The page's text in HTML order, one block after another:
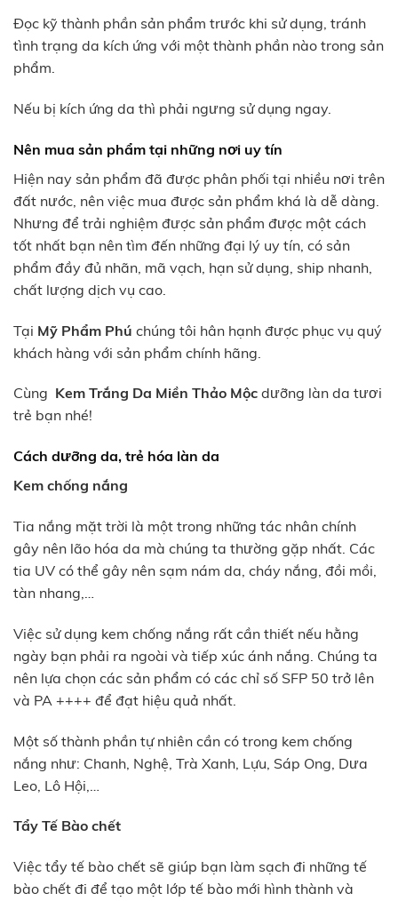
Đọc kỹ thành phần sản phẩm trước khi sử dụng, tránh
tình trạng da kích ứng với một thành phần nào trong sản
phẩm.
Nếu bị kích ứng da thì phải ngưng sử dụng ngay.
Nên mua sản phẩm tại những nơi uy tín
Hiện nay sản phẩm đã được phân phối tại nhiều nơi trên
đất nước, nên việc mua được sản phẩm khá là dễ dàng.
Nhưng để trải nghiệm được sản phẩm được một cách
tốt nhất bạn nên tìm đến những đại lý uy tín, có sản
phẩm đầy đủ nhãn, mã vạch, hạn sử dụng, ship nhanh,
chất lượng dịch vụ cao.
Tại Mỹ Phẩm Phú chúng tôi hân hạnh được phục vụ quý
khách hàng với sản phẩm chính hãng.
Cùng Kem Trắng Da Miền Thảo Mộc dưỡng làn da tươi
trẻ bạn nhé!
Cách dưỡng da, trẻ hóa làn da
Kem chống nắng
Tia nắng mặt trời là một trong những tác nhân chính
gây nên lão hóa da mà chúng ta thường gặp nhất. Các
tia UV có thể gây nên sạm nám da, cháy nắng, đồi mồi,
tàn nhang,…
Việc sử dụng kem chống nắng rất cần thiết nếu hằng
ngày bạn phải ra ngoài và tiếp xúc ánh nắng. Chúng ta
nên lựa chọn các sản phẩm có các chỉ số SFP 50 trở lên
và PA ++++ để đạt hiệu quả nhất.
Một số thành phần tự nhiên cần có trong kem chống
nắng như: Chanh, Nghệ, Trà Xanh, Lựu, Sáp Ong, Dưa
Leo, Lô Hội,…
Tẩy Tế Bào chết
Việc tẩy tế bào chết sẽ giúp bạn làm sạch đi những tế
bào chết đi để tạo một lớp tế bào mới hình thành và